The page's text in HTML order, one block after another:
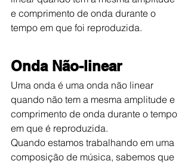
e comprimento de onda durante o
tempo em que foi reproduzida.
Onda Não-linear
Uma onda é uma onda não linear
quando não tem a mesma amplitude e
comprimento de onda durante o tempo
em que é reproduzida.
Quando estamos trabalhando em uma
composição de música, sabemos que